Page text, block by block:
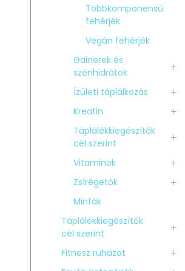
Többkomponensű
fehérjék
Vegán fehérjék
Gainerek és
szénhidrátok
Ízületi táplálkozás
Kreatin
Táplálékkiegészítők
cél szerint
Vitaminok
Zsírégetők
Minták
Táplálékkiegészítők
cél szerint
Fitnesz ruházat